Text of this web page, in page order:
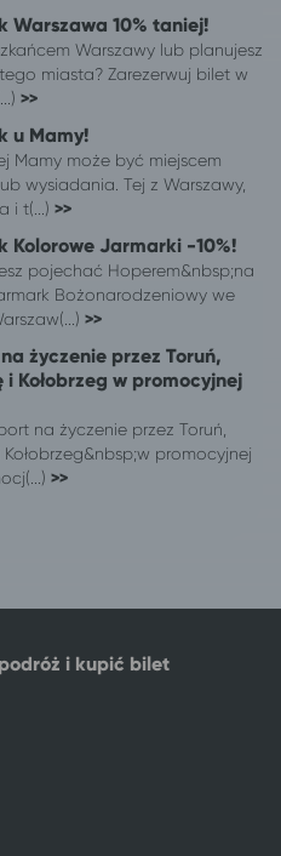
Warszawa 10% taniej!
Warszawy lub planujesz
miasta? Zarezerwuj bilet w
>>
u Mamy!
Mamy może być miejscem
wysiadania. Tej z Warszawy,
i t(...) >>
Kolorowe Jarmarki -10%!
pojechać Hoperem&nbsp;na
Bożonarodzeniowy we
>>
życzenie przez Toruń,
i Kołobrzeg w promocyjnej
na życzenie przez Toruń,
promocyjnej
>>
i kupić bilet